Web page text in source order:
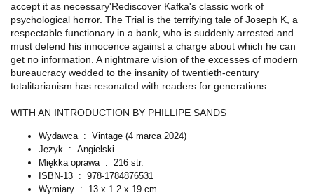
accept it as necessary'Rediscover Kafka's classic work of
psychological horror. The Trial is the terrifying tale of Joseph K, a
respectable functionary in a bank, who is suddenly arrested and
must defend his innocence against a charge about which he can
get no information. A nightmare vision of the excesses of modern
bureaucracy wedded to the insanity of twentieth-century
totalitarianism has resonated with readers for generations.
WITH AN INTRODUCTION BY PHILLIPE SANDS
Wydawca ‏ : ‎ Vintage (4 marca 2024)
Język ‏ : ‎ Angielski
Miękka oprawa ‏ : ‎ 216 str.
ISBN-13 ‏ : ‎ 978-1784876531
Wymiary ‏ : ‎ 13 x 1.2 x 19 cm